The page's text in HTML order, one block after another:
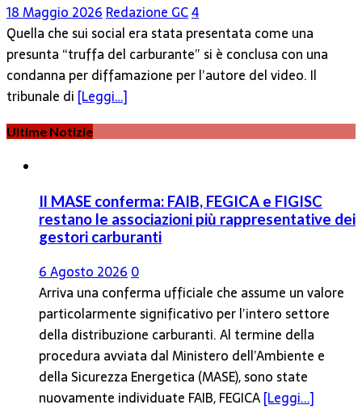
18 Maggio 2026 Redazione GC4
Quella che sui social era stata presentata come una
presunta “truffa del carburante” si è conclusa con una
condanna per diffamazione per l’autore del video. Il
tribunale di [Leggi…]
Ultime Notizie
Il MASE conferma: FAIB, FEGICA e FIGISC
restano le associazioni più rappresentative dei
gestori carburanti
6 Agosto 2026 0
Arriva una conferma ufficiale che assume un valore
particolarmente significativo per l’intero settore
della distribuzione carburanti. Al termine della
procedura avviata dal Ministero dell’Ambiente e
della Sicurezza Energetica (MASE), sono state
nuovamente individuate FAIB, FEGICA[Leggi...]